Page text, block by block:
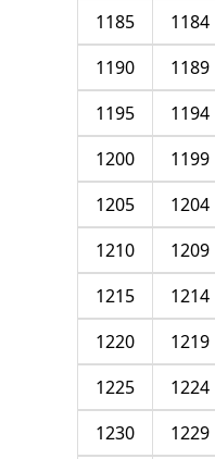
1184
1185
1189
1190
1194
1195
1199
1200
1204
1205
1209
1210
1214
1215
1219
1220
1224
1225
1229
1230